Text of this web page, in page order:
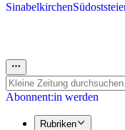
Sinabelkirchen
Abonnent:in werden
Rubriken